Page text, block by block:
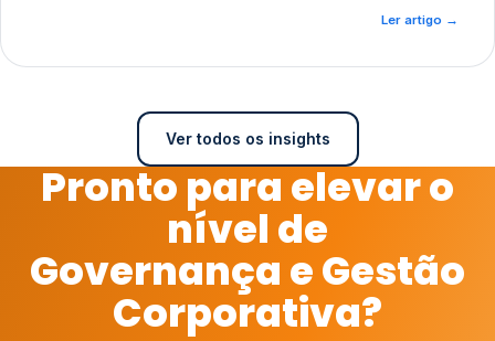
Ler artigo →
Ver todos os insights
Pronto para elevar o
nível de
Governança e Gestão
Corporativa?